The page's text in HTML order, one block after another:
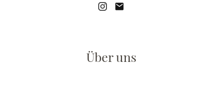
Über uns